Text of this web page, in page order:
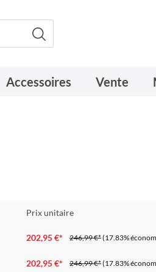
Accessoires Vente
Prix unitaire
202,95 €* 246,99 €*(17.83%
202,95 €* 246,99 €*(17.83%